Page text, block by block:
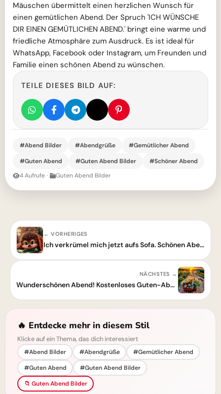
Mäuschen übermittelt einen herzlichen Wunsch für
einen gemütlichen Abend. Der Spruch 'ICH WÜNSCHE
DIR EINEN GEMÜTLICHEN ABEND.' bringt eine warme und
friedliche Atmosphäre zum Ausdruck. Es ist ideal für
WhatsApp, Facebook oder Instagram, um Freunden und
Familie einen schönen Abend zu wünschen.
TEILE DIESES BILD AUF:
#Abend Bilder #Abendgrüße
#Gemütlicher Abend
#Guten Abend
#Guten Abend Bilder
#Schöner Abend
4 Aufrufe · Guten Abend Bilder
← VORHERIGES
Ich verkrümel mich jetzt aufs Sofa. Schönen Abend – Dein Guten-Abend-Gruß!
NÄCHSTES →
Wunderschönen Abend! Kostenloses Guten-Abend-Grußbild für dich
🔥 Entdecke mehr in diesem Stil
Klicke auf ein Thema, das dich interessiert
#Abend Bilder #Abendgrüße
#Gemütlicher Abend
#Guten Abend
#Guten Abend Bilder
📁 Guten Abend Bilder